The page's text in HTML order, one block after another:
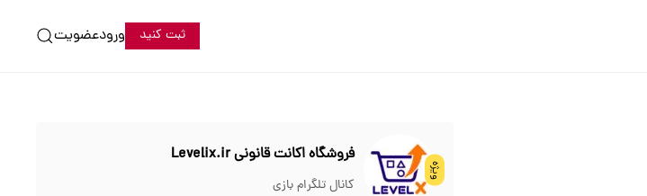
ثبت کنید ورودعضویت
ویژه
فروشگاه اکانت قانونی Levelix.ir
کانال تلگرام بازی